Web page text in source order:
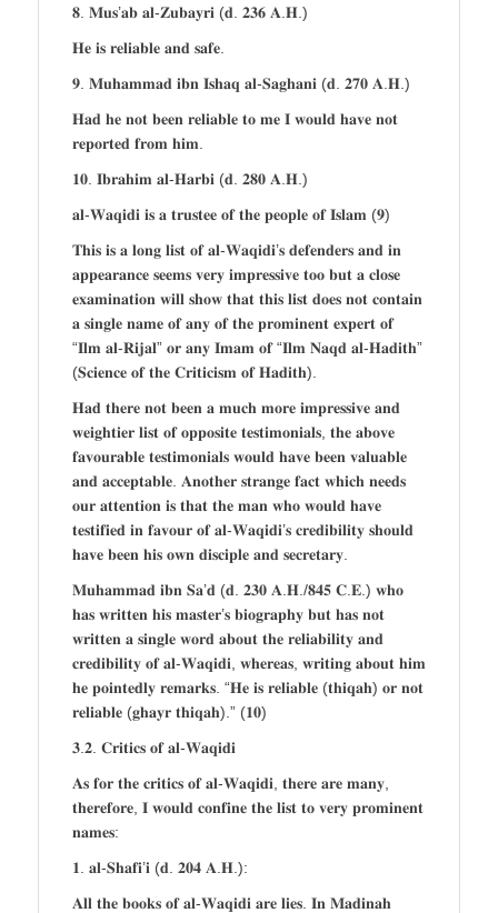
𝟖. 𝐌𝐮𝐬’𝐚𝐛 𝐚𝐥-𝐙𝐮𝐛𝐚𝐲𝐫𝐢 (𝐝. 𝟐𝟑𝟔 𝐀.𝐇.)
𝐇𝐞 𝐢𝐬 𝐫𝐞𝐥𝐢𝐚𝐛𝐥𝐞 𝐚𝐧𝐝 𝐬𝐚𝐟𝐞.
𝟗. 𝐌𝐮𝐡𝐚𝐦𝐦𝐚𝐝 𝐢𝐛𝐧 𝐈𝐬𝐡𝐚𝐪 𝐚𝐥-𝐒𝐚𝐠𝐡𝐚𝐧𝐢 (𝐝. 𝟐𝟕𝟎 𝐀.𝐇.)
𝐇𝐚𝐝 𝐡𝐞 𝐧𝐨𝐭 𝐛𝐞𝐞𝐧 𝐫𝐞𝐥𝐢𝐚𝐛𝐥𝐞 𝐭𝐨 𝐦𝐞 𝐈 𝐰𝐨𝐮𝐥𝐝 𝐡𝐚𝐯𝐞 𝐧𝐨𝐭
𝐫𝐞𝐩𝐨𝐫𝐭𝐞𝐝 𝐟𝐫𝐨𝐦 𝐡𝐢𝐦.
𝟏𝟎. 𝐈𝐛𝐫𝐚𝐡𝐢𝐦 𝐚𝐥-𝐇𝐚𝐫𝐛𝐢 (𝐝. 𝟐𝟖𝟎 𝐀.𝐇.)
𝐚𝐥-𝐖𝐚𝐪𝐢𝐝𝐢 𝐢𝐬 𝐚 𝐭𝐫𝐮𝐬𝐭𝐞𝐞 𝐨𝐟 𝐭𝐡𝐞 𝐩𝐞𝐨𝐩𝐥𝐞 𝐨𝐟 𝐈𝐬𝐥𝐚𝐦 (𝟗)
𝐓𝐡𝐢𝐬 𝐢𝐬 𝐚 𝐥𝐨𝐧𝐠 𝐥𝐢𝐬𝐭 𝐨𝐟 𝐚𝐥-𝐖𝐚𝐪𝐢𝐝𝐢’𝐬 𝐝𝐞𝐟𝐞𝐧𝐝𝐞𝐫𝐬 𝐚𝐧𝐝 𝐢𝐧
𝐚𝐩𝐩𝐞𝐚𝐫𝐚𝐧𝐜𝐞 𝐬𝐞𝐞𝐦𝐬 𝐯𝐞𝐫𝐲 𝐢𝐦𝐩𝐫𝐞𝐬𝐬𝐢𝐯𝐞 𝐭𝐨𝐨 𝐛𝐮𝐭 𝐚 𝐜𝐥𝐨𝐬𝐞
𝐞𝐱𝐚𝐦𝐢𝐧𝐚𝐭𝐢𝐨𝐧 𝐰𝐢𝐥𝐥 𝐬𝐡𝐨𝐰 𝐭𝐡𝐚𝐭 𝐭𝐡𝐢𝐬 𝐥𝐢𝐬𝐭 𝐝𝐨𝐞𝐬 𝐧𝐨𝐭 𝐜𝐨𝐧𝐭𝐚𝐢𝐧
𝐚 𝐬𝐢𝐧𝐠𝐥𝐞 𝐧𝐚𝐦𝐞 𝐨𝐟 𝐚𝐧𝐲 𝐨𝐟 𝐭𝐡𝐞 𝐩𝐫𝐨𝐦𝐢𝐧𝐞𝐧𝐭 𝐞𝐱𝐩𝐞𝐫𝐭 𝐨𝐟
“𝐈𝐥𝐦 𝐚𝐥-𝐑𝐢𝐣𝐚𝐥” 𝐨𝐫 𝐚𝐧𝐲 𝐈𝐦𝐚𝐦 𝐨𝐟 “𝐈𝐥𝐦 𝐍𝐚𝐪𝐝 𝐚𝐥-𝐇𝐚𝐝𝐢𝐭𝐡”
(𝐒𝐜𝐢𝐞𝐧𝐜𝐞 𝐨𝐟 𝐭𝐡𝐞 𝐂𝐫𝐢𝐭𝐢𝐜𝐢𝐬𝐦 𝐨𝐟 𝐇𝐚𝐝𝐢𝐭𝐡).
𝐇𝐚𝐝 𝐭𝐡𝐞𝐫𝐞 𝐧𝐨𝐭 𝐛𝐞𝐞𝐧 𝐚 𝐦𝐮𝐜𝐡 𝐦𝐨𝐫𝐞 𝐢𝐦𝐩𝐫𝐞𝐬𝐬𝐢𝐯𝐞 𝐚𝐧𝐝
𝐰𝐞𝐢𝐠𝐡𝐭𝐢𝐞𝐫 𝐥𝐢𝐬𝐭 𝐨𝐟 𝐨𝐩𝐩𝐨𝐬𝐢𝐭𝐞 𝐭𝐞𝐬𝐭𝐢𝐦𝐨𝐧𝐢𝐚𝐥𝐬, 𝐭𝐡𝐞 𝐚𝐛𝐨𝐯𝐞
𝐟𝐚𝐯𝐨𝐮𝐫𝐚𝐛𝐥𝐞 𝐭𝐞𝐬𝐭𝐢𝐦𝐨𝐧𝐢𝐚𝐥𝐬 𝐰𝐨𝐮𝐥𝐝 𝐡𝐚𝐯𝐞 𝐛𝐞𝐞𝐧 𝐯𝐚𝐥𝐮𝐚𝐛𝐥𝐞
𝐚𝐧𝐝 𝐚𝐜𝐜𝐞𝐩𝐭𝐚𝐛𝐥𝐞. 𝐀𝐧𝐨𝐭𝐡𝐞𝐫 𝐬𝐭𝐫𝐚𝐧𝐠𝐞 𝐟𝐚𝐜𝐭 𝐰𝐡𝐢𝐜𝐡 𝐧𝐞𝐞𝐝𝐬
𝐨𝐮𝐫 𝐚𝐭𝐭𝐞𝐧𝐭𝐢𝐨𝐧 𝐢𝐬 𝐭𝐡𝐚𝐭 𝐭𝐡𝐞 𝐦𝐚𝐧 𝐰𝐡𝐨 𝐰𝐨𝐮𝐥𝐝 𝐡𝐚𝐯𝐞
𝐭𝐞𝐬𝐭𝐢𝐟𝐢𝐞𝐝 𝐢𝐧 𝐟𝐚𝐯𝐨𝐮𝐫 𝐨𝐟 𝐚𝐥-𝐖𝐚𝐪𝐢𝐝𝐢’𝐬 𝐜𝐫𝐞𝐝𝐢𝐛𝐢𝐥𝐢𝐭𝐲 𝐬𝐡𝐨𝐮𝐥𝐝
𝐡𝐚𝐯𝐞 𝐛𝐞𝐞𝐧 𝐡𝐢𝐬 𝐨𝐰𝐧 𝐝𝐢𝐬𝐜𝐢𝐩𝐥𝐞 𝐚𝐧𝐝 𝐬𝐞𝐜𝐫𝐞𝐭𝐚𝐫𝐲.
𝐌𝐮𝐡𝐚𝐦𝐦𝐚𝐝 𝐢𝐛𝐧 𝐒𝐚’𝐝 (𝐝. 𝟐𝟑𝟎 𝐀.𝐇./𝟖𝟒𝟓 𝐂.𝐄.) 𝐰𝐡𝐨
𝐡𝐚𝐬 𝐰𝐫𝐢𝐭𝐭𝐞𝐧 𝐡𝐢𝐬 𝐦𝐚𝐬𝐭𝐞𝐫’𝐬 𝐛𝐢𝐨𝐠𝐫𝐚𝐩𝐡𝐲 𝐛𝐮𝐭 𝐡𝐚𝐬 𝐧𝐨𝐭
𝐰𝐫𝐢𝐭𝐭𝐞𝐧 𝐚 𝐬𝐢𝐧𝐠𝐥𝐞 𝐰𝐨𝐫𝐝 𝐚𝐛𝐨𝐮𝐭 𝐭𝐡𝐞 𝐫𝐞𝐥𝐢𝐚𝐛𝐢𝐥𝐢𝐭𝐲 𝐚𝐧𝐝
𝐜𝐫𝐞𝐝𝐢𝐛𝐢𝐥𝐢𝐭𝐲 𝐨𝐟 𝐚𝐥-𝐖𝐚𝐪𝐢𝐝𝐢, 𝐰𝐡𝐞𝐫𝐞𝐚𝐬, 𝐰𝐫𝐢𝐭𝐢𝐧𝐠 𝐚𝐛𝐨𝐮𝐭 𝐡𝐢𝐦
𝐡𝐞 𝐩𝐨𝐢𝐧𝐭𝐞𝐝𝐥𝐲 𝐫𝐞𝐦𝐚𝐫𝐤𝐬. “𝐇𝐞 𝐢𝐬 𝐫𝐞𝐥𝐢𝐚𝐛𝐥𝐞 (𝐭𝐡𝐢𝐪𝐚𝐡) 𝐨𝐫 𝐧𝐨𝐭
𝐫𝐞𝐥𝐢𝐚𝐛𝐥𝐞 (𝐠𝐡𝐚𝐲𝐫 𝐭𝐡𝐢𝐪𝐚𝐡).” (𝟏𝟎)
𝟑.𝟐. 𝐂𝐫𝐢𝐭𝐢𝐜𝐬 𝐨𝐟 𝐚𝐥-𝐖𝐚𝐪𝐢𝐝𝐢
𝐀𝐬 𝐟𝐨𝐫 𝐭𝐡𝐞 𝐜𝐫𝐢𝐭𝐢𝐜𝐬 𝐨𝐟 𝐚𝐥-𝐖𝐚𝐪𝐢𝐝𝐢, 𝐭𝐡𝐞𝐫𝐞 𝐚𝐫𝐞 𝐦𝐚𝐧𝐲,
𝐭𝐡𝐞𝐫𝐞𝐟𝐨𝐫𝐞, 𝐈 𝐰𝐨𝐮𝐥𝐝 𝐜𝐨𝐧𝐟𝐢𝐧𝐞 𝐭𝐡𝐞 𝐥𝐢𝐬𝐭 𝐭𝐨 𝐯𝐞𝐫𝐲 𝐩𝐫𝐨𝐦𝐢𝐧𝐞𝐧𝐭
𝐧𝐚𝐦𝐞𝐬:
𝟏. 𝐚𝐥-𝐒𝐡𝐚𝐟𝐢’𝐢 (𝐝. 𝟐𝟎𝟒 𝐀.𝐇.):
𝐀𝐥𝐥 𝐭𝐡𝐞 𝐛𝐨𝐨𝐤𝐬 𝐨𝐟 𝐚𝐥-𝐖𝐚𝐪𝐢𝐝𝐢 𝐚𝐫𝐞 𝐥𝐢𝐞𝐬. 𝐈𝐧 𝐌𝐚𝐝𝐢𝐧𝐚𝐡